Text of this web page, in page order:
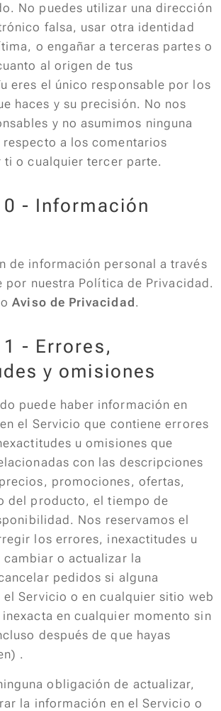
No puedes utilizar una dirección
falsa, usar otra identidad
o engañar a terceras partes o
al origen de tus
eres el único responsable por los
haces y su precisión. No nos
y no asumimos ninguna
a los comentarios
ti o cualquier tercer parte.
- Información
de información personal a través
por nuestra Política de Privacidad.
Aviso de Privacidad.
- Errores,
y omisiones
puede haber información en
el Servicio que contiene errores
u omisiones que
con las descripciones
promociones, ofertas,
del producto, el tiempo de
Nos reservamos el
los errores, inexactitudes u
cambiar o actualizar la
pedidos si alguna
Servicio o en cualquier sitio web
en cualquier momento sin
después de que hayas
.
obligación de actualizar,
la información en el Servicio o